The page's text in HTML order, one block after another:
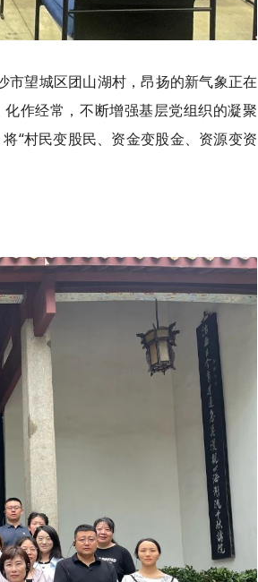
市望城区团山湖村，昂扬的新气象正在
作经常，不断增强基层党组织的凝聚
“村民变股民、资金变股金、资源变资